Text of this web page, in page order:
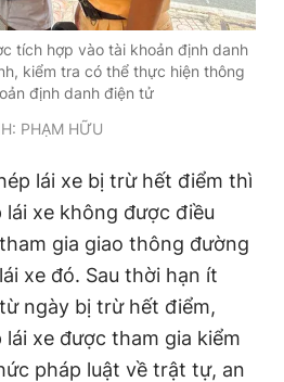
tích hợp vào tài khoản định danh
kiểm tra có thể thực hiện thông
định danh điện tử
PHẠM HỮU
lái xe bị trừ hết điểm thì
xe không được điều
gia giao thông đường
xe đó. Sau thời hạn ít
ngày bị trừ hết điểm,
xe được tham gia kiểm
pháp luật về trật tự, an